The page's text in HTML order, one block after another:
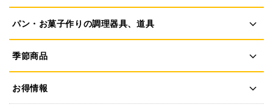
パン・お菓子作りの調理器具、道具
季節商品
お得情報